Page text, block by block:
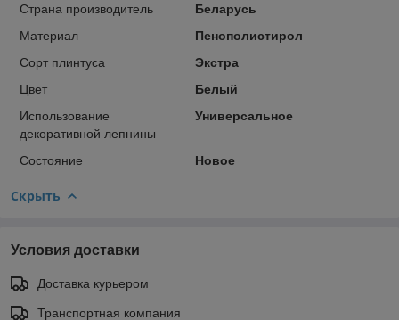
Страна производитель
Беларусь
Материал
Пенополистирол
Сорт плинтуса
Экстра
Цвет
Белый
Использование
декоративной лепнины
Универсальное
Состояние Новое
Скрыть
Условия доставки
Доставка курьером
Транспортная компания